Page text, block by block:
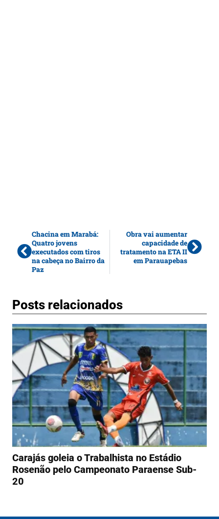
Chacina em Marabá:
Quatro jovens
executados com tiros
na cabeça no Bairro da
Paz
Obra vai aumentar
capacidade de
tratamento na ETA II
em Parauapebas
Posts relacionados
Carajás goleia o Trabalhista no Estádio
Rosenão pelo Campeonato Paraense Sub-
20